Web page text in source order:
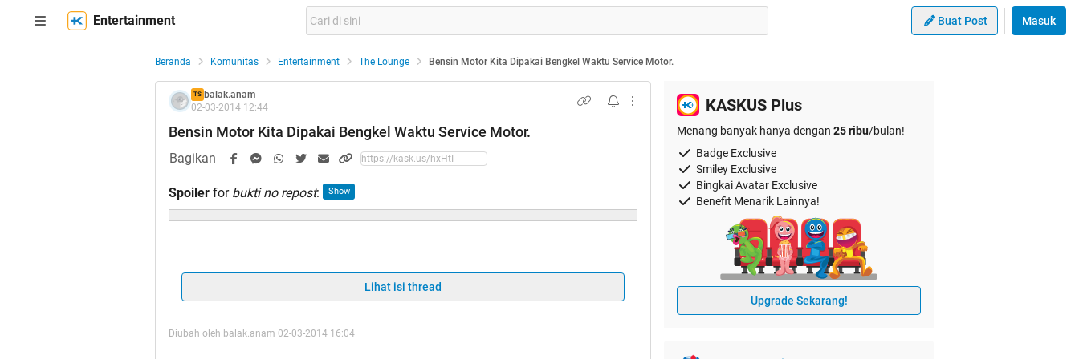
Entertainment Buat Post Masuk
Beranda Komunitas Entertainment The Lounge Bensin Motor Kita Dipakai Bengkel Waktu Service Motor.
TS balak.anam
02-03-2014 12:44
Bensin Motor Kita Dipakai Bengkel Waktu Service Motor.
Bagikan
Spoiler for bukti no repost:
Ane bikin thread bukan bermaksud mau bikin propaganda atau macem-macem
gan, ane cmn pengen bagi-bagi pengalaman sama share aja, sebenernya bengkel
atau orang lain.
Lihat isi thread
Diubah oleh balak.anam 02-03-2014 16:04
KASKUS Plus
Menang banyak hanya dengan 25 ribu/bulan!
Badge Exclusive
Smiley Exclusive
Bingkai Avatar Exclusive
Benefit Menarik Lainnya!
Upgrade Sekarang!